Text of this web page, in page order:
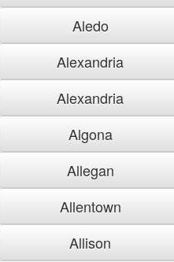
Aledo
Alexandria
Alexandria
Algona
Allegan
Allentown
Allison